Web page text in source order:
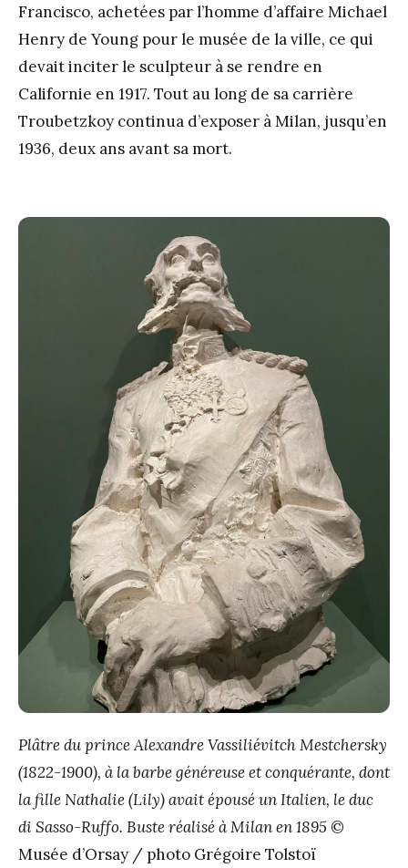
Francisco, achetées par l’homme d’affaire Michael
Henry de Young pour le musée de la ville, ce qui
devait inciter le sculpteur à se rendre en
Californie en 1917. Tout au long de sa carrière
Troubetzkoy continua d’exposer à Milan, jusqu’en
1936, deux ans avant sa mort.
Plâtre du prince Alexandre Vassiliévitch Mestchersky
(1822-1900), à la barbe généreuse et conquérante, dont
la fille Nathalie (Lily) avait épousé un Italien, le duc
di Sasso-Ruffo. Buste réalisé à Milan en 1895 ©
Musée d’Orsay / photo Grégoire Tolstoï